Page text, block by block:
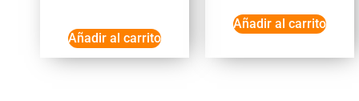
Añadir al carrito
Añadir al carrito